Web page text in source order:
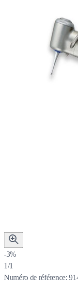
-3%
1/1
Numéro de référence: